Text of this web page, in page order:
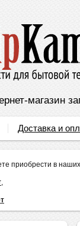
магазин
Доставка и
приобрести в